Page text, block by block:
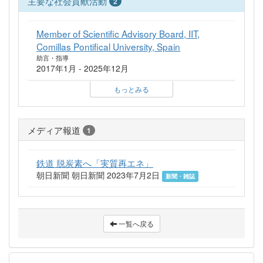
Member of Scientific Advisory Board, IIT,
Comillas Pontifical University, Spain
助言・指導
2017年1月 - 2025年12月
もっとみる
メディア報道 1
鉄道 脱炭素へ「実質再エネ」
朝日新聞 朝日新聞 2023年7月2日 新聞・雑誌
一覧へ戻る